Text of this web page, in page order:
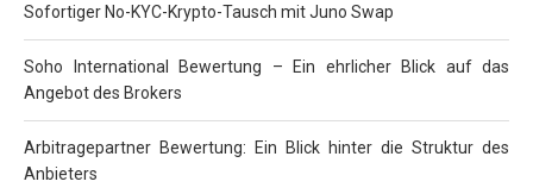
Sofortiger No-KYC-Krypto-Tausch mit Juno Swap
Soho International Bewertung – Ein ehrlicher Blick auf das
Angebot des Brokers
Arbitragepartner Bewertung: Ein Blick hinter die Struktur des
Anbieters